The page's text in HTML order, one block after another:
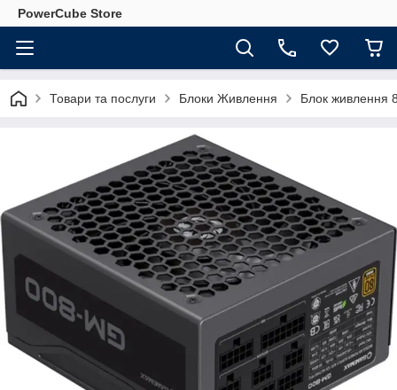
PowerCube Store
Товари та послуги Блоки Живлення Блок живлення